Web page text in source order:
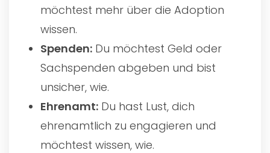
möchtest mehr über die Adoption
wissen.
Spenden: Du möchtest Geld oder
Sachspenden abgeben und bist
unsicher, wie.
Ehrenamt: Du hast Lust, dich
ehrenamtlich zu engagieren und
möchtest wissen, wie.